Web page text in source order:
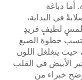
أما دباغة
في البداية،
لطيفٍ فريدٍ
خطوة الصبغ
حيث يتغلغل اللون
الأبيض في القلب
خبراء من